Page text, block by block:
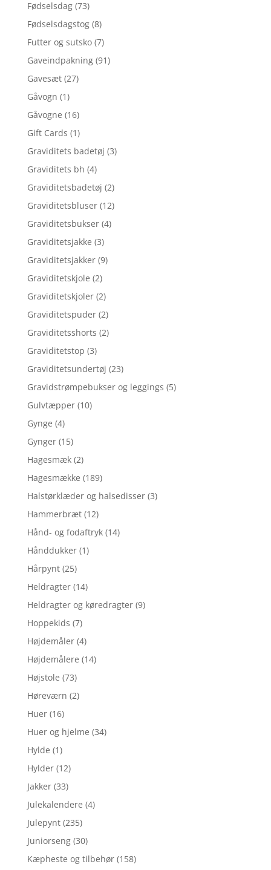
Fødselsdag (73)
Fødselsdagstog (8)
Futter og sutsko (7)
Gaveindpakning (91)
Gavesæt (27)
Gåvogn (1)
Gåvogne (16)
Gift Cards (1)
Graviditets badetøj (3)
Graviditets bh (4)
Graviditetsbadetøj (2)
Graviditetsbluser (12)
Graviditetsbukser (4)
Graviditetsjakke (3)
Graviditetsjakker (9)
Graviditetskjole (2)
Graviditetskjoler (2)
Graviditetspuder (2)
Graviditetsshorts (2)
Graviditetstop (3)
Graviditetsundertøj (23)
Gravidstrømpebukser og leggings (5)
Gulvtæpper (10)
Gynge (4)
Gynger (15)
Hagesmæk (2)
Hagesmække (189)
Halstørklæder og halsedisser (3)
Hammerbræt (12)
Hånd- og fodaftryk (14)
Hånddukker (1)
Hårpynt (25)
Heldragter (14)
Heldragter og køredragter (9)
Hoppekids (7)
Højdemåler (4)
Højdemålere (14)
Højstole (73)
Høreværn (2)
Huer (16)
Huer og hjelme (34)
Hylde (1)
Hylder (12)
Jakker (33)
Julekalendere (4)
Julepynt (235)
Juniorseng (30)
Kæpheste og tilbehør (158)